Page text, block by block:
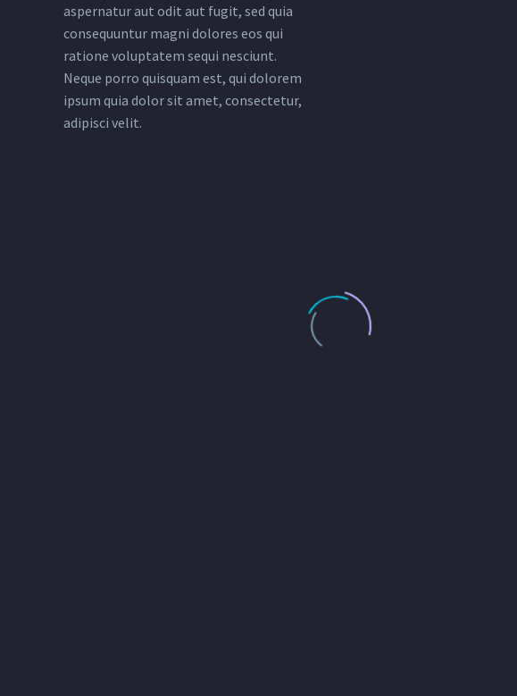
aspernatur aut odit aut fugit, sed quia
consequuntur magni dolores eos qui
ratione voluptatem sequi nesciunt.
Neque porro quisquam est, qui dolorem
ipsum quia dolor sit amet, consectetur,
adipisci velit.